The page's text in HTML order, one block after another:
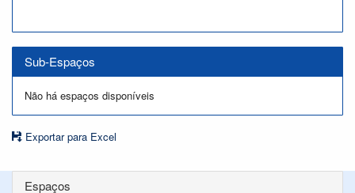
Sub-Espaços
Não há espaços disponíveis
Exportar para Excel
Espaços